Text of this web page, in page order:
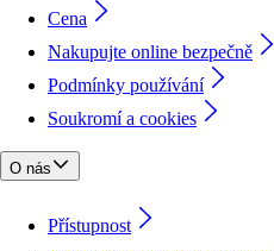
Cena
Nakupujte online bezpečně
Podmínky používání
Soukromí a cookies
O nás
Přístupnost